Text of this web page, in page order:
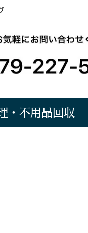
・不用品回収